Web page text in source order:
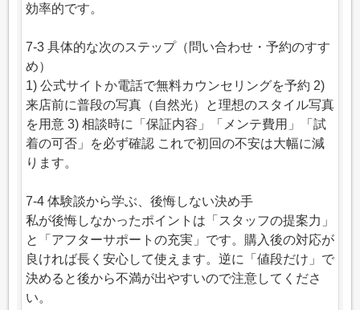
効率的です。
7-3 具体的な次のステップ（問い合わせ・予約のすす
め）
1) 公式サイトか電話で無料カウンセリングを予約 2)
来店前に普段の写真（自然光）と理想のスタイル写真
を用意 3) 相談時に「保証内容」「メンテ費用」「試
着の可否」を必ず確認 これで初回の不安は大幅に減
ります。
7-4 体験談から学ぶ、後悔しない決め手
私が後悔しなかったポイントは「スタッフの提案力」
と「アフターサポートの充実」です。購入後の対応が
良ければ長く安心して使えます。逆に「値段だけ」で
決めると後から不満が出やすいので注意してくださ
い。